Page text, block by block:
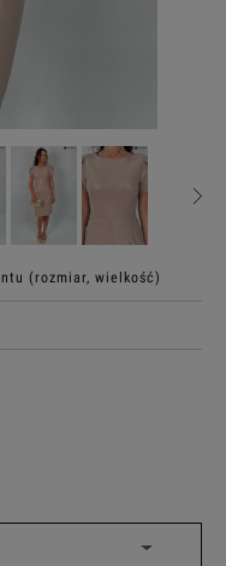
(rozmiar, wielkość)